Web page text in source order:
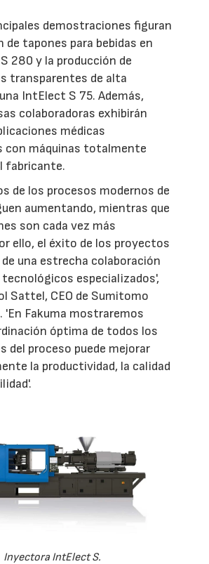
demostraciones figuran
de tapones para bebidas en
280 y la producción de
transparentes de alta
IntElect S 75. Además,
colaboradoras exhibirán
médicas
con máquinas totalmente
fabricante.
de los procesos modernos de
aumentando, mientras que
son cada vez más
ello, el éxito de los proyectos
una estrecha colaboración
especializados',
Sattel, CEO de Sumitomo
'En Fakuma mostraremos
óptima de todos los
del proceso puede mejorar
la productividad, la calidad
Inyectora IntElect S.